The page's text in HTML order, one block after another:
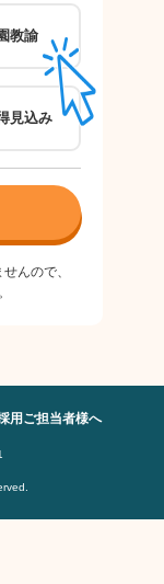
教諭
見込み
んので、
用ご担当者様へ